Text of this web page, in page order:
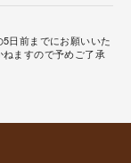
日前までにお願いいた
ますので予めご了承